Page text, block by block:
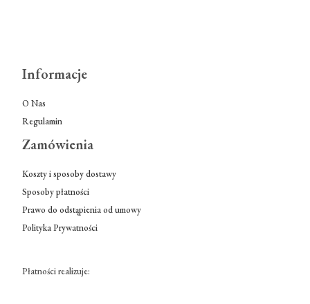
Informacje
O Nas
Regulamin
Zamówienia
Koszty i sposoby dostawy
Sposoby płatności
Prawo do odstąpienia od umowy
Polityka Prywatności
Płatności realizuje: